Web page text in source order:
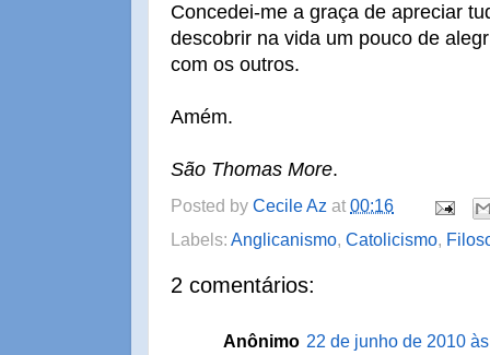
Concedei-me a graça de apreciar
descobrir na vida um pouco de
com os outros.
Amém.
São Thomas More.
Posted by Cecile Az at 00:16
Labels: Anglicanismo, Catolicismo,
2 comentários:
Anônimo 22 de junho de 2010